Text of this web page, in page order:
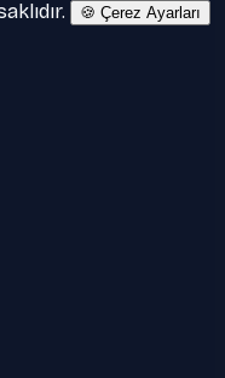
🍪 Çerez Ayarları